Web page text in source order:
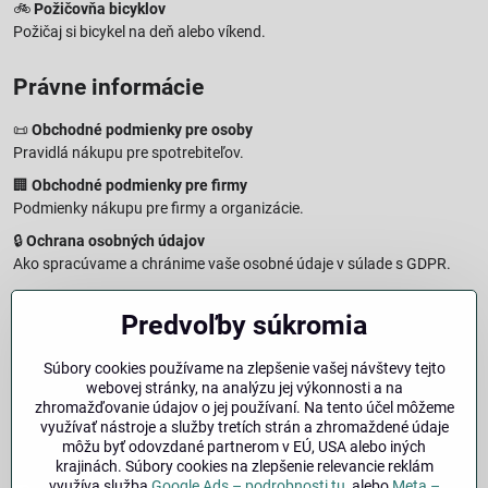
🚲 Požičovňa bicyklov
Požičaj si bicykel na deň alebo víkend.
Právne informácie
📜 Obchodné podmienky pre osoby
Pravidlá nákupu pre spotrebiteľov.
🏢 Obchodné podmienky pre firmy
Podmienky nákupu pre firmy a organizácie.
🔒Ochrana osobných údajov
Ako spracúvame a chránime vaše osobné údaje v súlade s GDPR.
🧾Reklamačný formulár
Jednoduché podanie reklamácie
Vzorový formulár pre odstúpenie od zmluvy a vrátenie tovaru.
Právna doložka – Autorské práva
Informácie o ochrane obsahu, značiek a fotografií vrátane
podmienok.
Predvoľby súkromia
Súbory cookies používame na zlepšenie vašej návštevy tejto
webovej stránky, na analýzu jej výkonnosti a na
zhromažďovanie údajov o jej používaní. Na tento účel môžeme
využívať nástroje a služby tretích strán a zhromaždené údaje
môžu byť odovzdané partnerom v EÚ, USA alebo iných
krajinách. Súbory cookies na zlepšenie relevancie reklám